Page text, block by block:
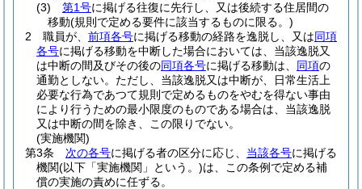
(3)
第1号に掲げる往復に先行し、又は後続する住居間の
移動(規則で定める要件に該当するものに限る。)
2
職員が、 前項各号に掲げる移動の経路を逸脱し、又は同項
各号に掲げる移動を中断した場合においては、当該逸脱又
は中断の間及びその後の同項各号に掲げる移動は、 同項の
通勤としない。 ただし、当該逸脱又は中断が、日常生活上
必要な行為であつて規則で定めるものをやむを得ない事由
により行うための最小限度のものである場合は、当該逸脱
又は中断の間を除き、この限りでない。
(実施機関)
第3条
次の各号に掲げる者の区分に応じ、 当該各号に掲げる
機関(以下「実施機関」という。)は、この条例で定める補
償の実施の責めに任ずる。